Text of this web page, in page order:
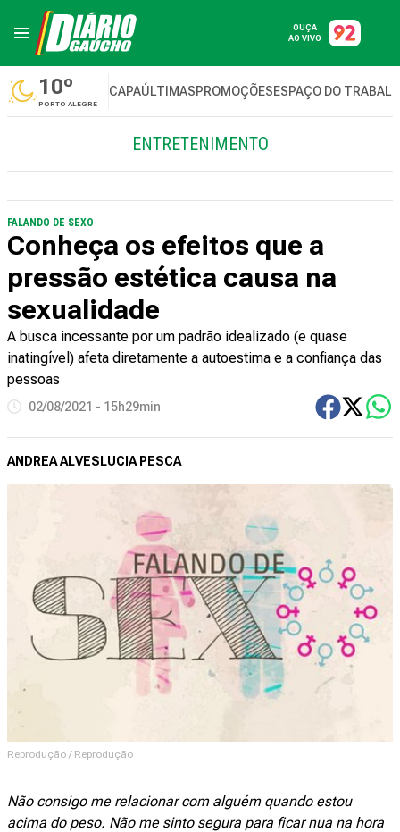
OUÇA
AO VIVO
10º
PORTO ALEGRE
CAPAÚLTIMASPROMOÇÕESESPAÇO DO
ENTRETENIMENTO
FALANDO DE SEXO
Conheça os efeitos que a
pressão estética causa na
sexualidade
A busca incessante por um padrão idealizado (e quase
inatingível) afeta diretamente a autoestima e a confiança das
pessoas
02/08/2021 - 15h29min
ANDREA ALVES LUCIA PESCA
Reprodução / Reprodução
Não consigo me relacionar com alguém quando estou
acima do peso. Não me sinto segura para ficar nua na hora